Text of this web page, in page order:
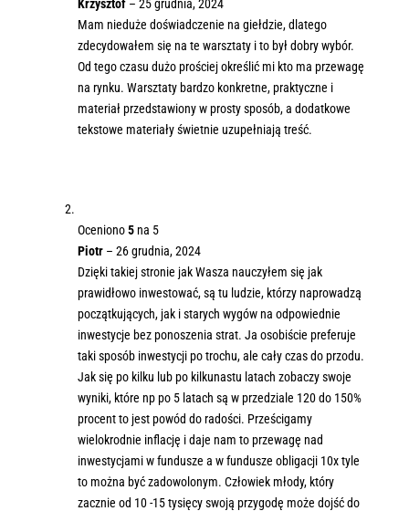
Krzysztof – 25 grudnia, 2024
Mam nieduże doświadczenie na giełdzie, dlatego
zdecydowałem się na te warsztaty i to był dobry wybór.
Od tego czasu dużo prościej określić mi kto ma przewagę
na rynku. Warsztaty bardzo konkretne, praktyczne i
materiał przedstawiony w prosty sposób, a dodatkowe
tekstowe materiały świetnie uzupełniają treść.
Oceniono5na 5
Piotr – 26 grudnia, 2024
Dzięki takiej stronie jak Wasza nauczyłem się jak
prawidłowo inwestować, są tu ludzie, którzy naprowadzą
początkujących, jak i starych wygów na odpowiednie
inwestycje bez ponoszenia strat. Ja osobiście preferuje
taki sposób inwestycji po trochu, ale cały czas do przodu.
Jak się po kilku lub po kilkunastu latach zobaczy swoje
wyniki, które np po 5 latach są w przedziale 120 do 150%
procent to jest powód do radości. Prześcigamy
wielokrodnie inflację i daje nam to przewagę nad
inwestycjami w fundusze a w fundusze obligacji 10x tyle
to można być zadowolonym. Człowiek młody, który
zacznie od 10 -15 tysięcy swoją przygodę może dojść do